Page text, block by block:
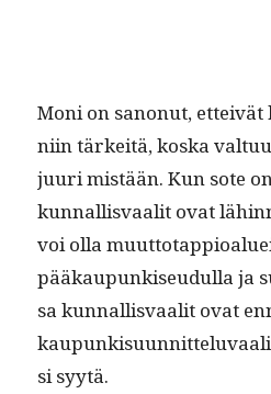
Moni on sanonut,
niin tärkeitä, kos­ka
juuri mis­tään. Kun sote
kun­nal­lis­vaalit ovat
voi olla
pääkaupunkiseudul­la ja
sa kun­nal­lis­vaalit ovat
si syytä.